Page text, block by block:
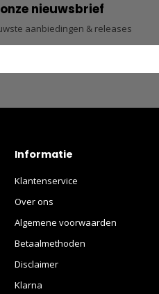
nieuwsbrief
aanbiedingen & releases
Informatie
Klantenservice
Over ons
Algemene voorwaarden
Betaalmethoden
Disclaimer
Klarna